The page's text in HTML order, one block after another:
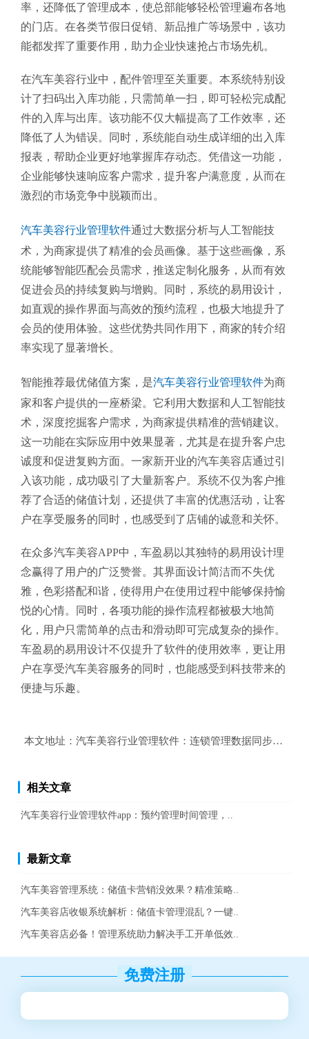
率，还降低了管理成本，使总部能够轻松管理遍布各地
的门店。在各类节假日促销、新品推广等场景中，该功
能都发挥了重要作用，助力企业快速抢占市场先机。
在汽车美容行业中，配件管理至关重要。本系统特别设
计了扫码出入库功能，只需简单一扫，即可轻松完成配
件的入库与出库。该功能不仅大幅提高了工作效率，还
降低了人为错误。同时，系统能自动生成详细的出入库
报表，帮助企业更好地掌握库存动态。凭借这一功能，
企业能够快速响应客户需求，提升客户满意度，从而在
激烈的市场竞争中脱颖而出。
汽车美容行业管理软件通过大数据分析与人工智能技
术，为商家提供了精准的会员画像。基于这些画像，系
统能够智能匹配会员需求，推送定制化服务，从而有效
促进会员的持续复购与增购。同时，系统的易用设计，
如直观的操作界面与高效的预约流程，也极大地提升了
会员的使用体验。这些优势共同作用下，商家的转介绍
率实现了显著增长。
智能推荐最优储值方案，是汽车美容行业管理软件为商
家和客户提供的一座桥梁。它利用大数据和人工智能技
术，深度挖掘客户需求，为商家提供精准的营销建议。
这一功能在实际应用中效果显著，尤其是在提升客户忠
诚度和促进复购方面。一家新开业的汽车美容店通过引
入该功能，成功吸引了大量新客户。系统不仅为客户推
荐了合适的储值计划，还提供了丰富的优惠活动，让客
户在享受服务的同时，也感受到了店铺的诚意和关怀。
在众多汽车美容APP中，车盈易以其独特的易用设计理
念赢得了用户的广泛赞誉。其界面设计简洁而不失优
雅，色彩搭配和谐，使得用户在使用过程中能够保持愉
悦的心情。同时，各项功能的操作流程都被极大地简
化，用户只需简单的点击和滑动即可完成复杂的操作。
车盈易的易用设计不仅提升了软件的使用效率，更让用
户在享受汽车美容服务的同时，也能感受到科技带来的
便捷与乐趣。
本文地址： 汽车美容行业管理软件：连锁管理数据同步，实现
相关文章
汽车美容行业管理软件app：预约管理时间管理，..
最新文章
汽车美容管理系统：储值卡营销没效果？精准策略..
汽车美容店收银系统解析：储值卡管理混乱？一键..
汽车美容店必备！管理系统助力解决手工开单低效..
免费注册